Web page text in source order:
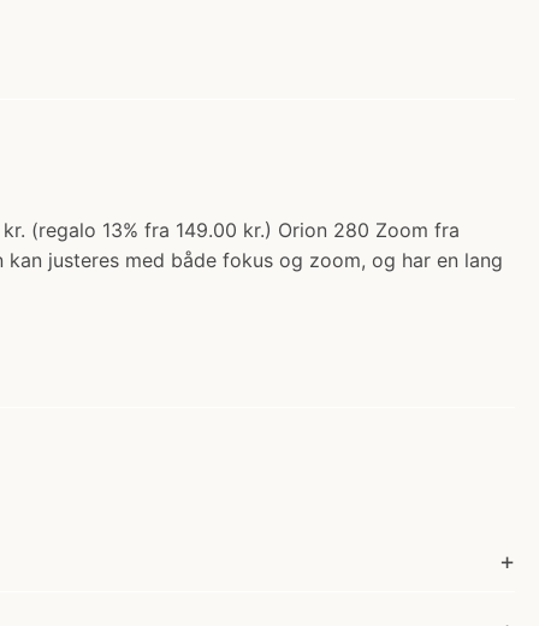
(regalo 13% fra 149.00 kr.) Orion 280 Zoom fra
justeres med både fokus og zoom, og har en lang